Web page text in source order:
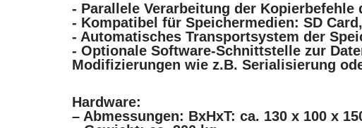
- Parallele Verarbeitung der
- Kompatibel für Speichermedien: SD
- Automatisches Transportsystem der
- Optionale Software-Schnittstelle zur
Modifizierungen wie z.B. Serialisierung
Hardware:
– Abmessungen: BxHxT: ca. 130 x 100 x